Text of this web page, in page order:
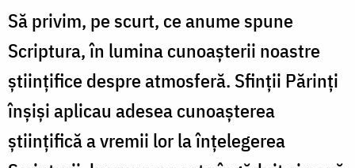
Să privim, pe scurt, ce anume spune
Scriptura, în lumina cunoaşterii noastre
ştiinţifice despre atmosferă. Sfinţii Părinţi
înşişi aplicau adesea cunoaşterea
ştiinţifică a vremii lor la înţelegerea